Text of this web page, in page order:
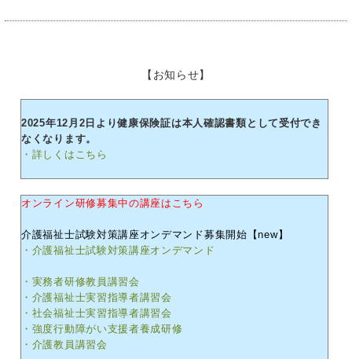
【お知らせ】
2025年12月2日より健康保険証は本人確認書類として受付でき
なくなります。
・詳しくはこちら
オンライン研修募集中の講座はこちら
介護福祉士試験対策講座オンデマンド募集開始【new】
・介護福祉士試験対策講座オンデマンド
・実務者研修教員講習会
・介護福祉士実習指導者講習会
・社会福祉士実習指導者講習会
・強度行動障がい支援者養成研修
・介護教員講習会